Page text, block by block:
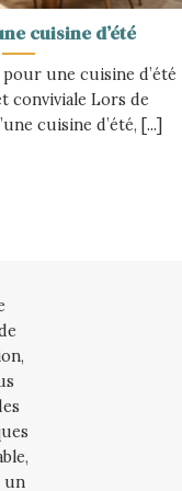
cuisine d’été
pour une cuisine d’été
conviviale Lors de
cuisine d’été, [...]
un